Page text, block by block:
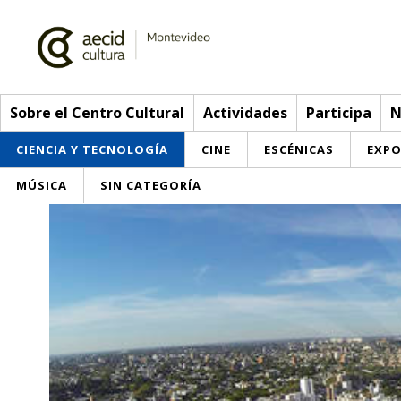
Sobre el Centro Cultural Actividades Participa
CIENCIA Y TECNOLOGÍA CINE ESCÉNICAS
MÚSICA SIN CATEGORÍA
Visítanos
> Ir a Actividades
Inscripciones
Buzón de sugerencias
Convocatorias